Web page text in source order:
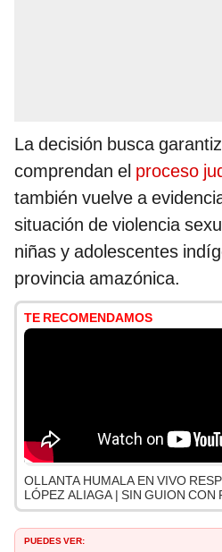
La decisión busca
comprendan el proceso
también vuelve a
situación de violencia
niñas y adolescentes
provincia amazónica.
TE RECOMENDAMOS
OLLANTA HUMALA EN VIVO
LÓPEZ ALIAGA | SIN GUION CON
PUEDES VER: